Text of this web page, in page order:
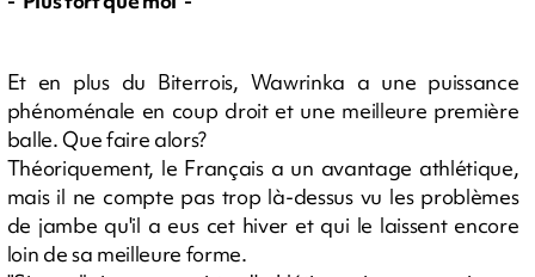
Et en plus du Biterrois, Wawrinka a une puissance
phénoménale en coup droit et une meilleure première
balle. Que faire alors?
Théoriquement, le Français a un avantage athlétique,
mais il ne compte pas trop là-dessus vu les problèmes
de jambe qu'il a eus cet hiver et qui le laissent encore
loin de sa meilleure forme.